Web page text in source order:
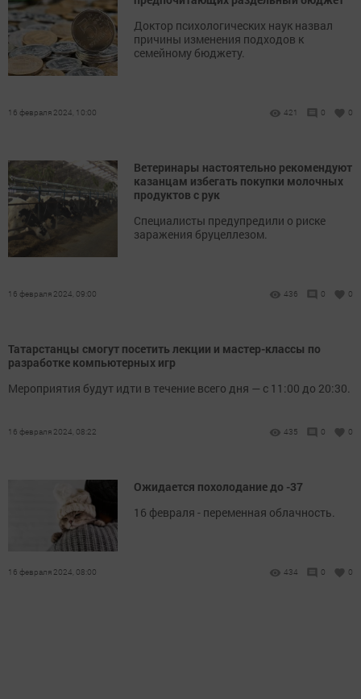
Доктор психологических наук назвал
причины изменения подходов к
семейному бюджету.
16 февраля 2024, 10:00 421 0 0
Ветеринары настоятельно рекомендуют
казанцам избегать покупки молочных
продуктов с рук
Специалисты предупредили о риске
заражения бруцеллезом.
16 февраля 2024, 09:00 436 0 0
Татарстанцы смогут посетить лекции и мастер-классы по
разработке компьютерных игр
Мероприятия будут идти в течение всего дня — с 11:00 до 20:30.
16 февраля 2024, 08:22 435 0 0
Ожидается похолодание до -37
16 февраля - переменная облачность.
16 февраля 2024, 08:00 434 0 0